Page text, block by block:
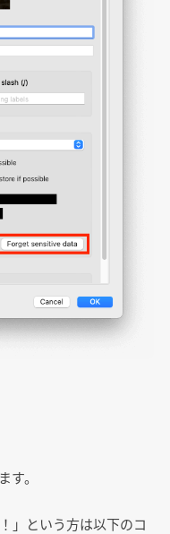
。
」という方は以下のコ